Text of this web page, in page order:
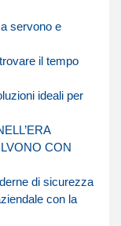
servono e
il tempo
ideali per
CON
di sicurezza
con la